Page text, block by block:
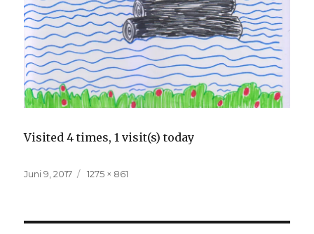
Visited 4 times, 1 visit(s) today
Posted
Juni 9, 2017
Full
1275 × 861